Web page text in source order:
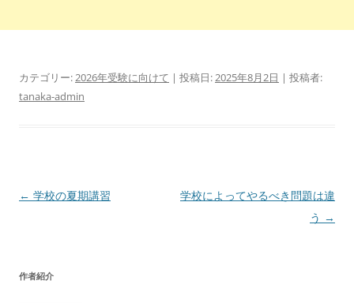
カテゴリー:2026年受験に向けて | 投稿日:2025年8月2日 | 投稿者:
tanaka-admin
投
ゲ
← 学校の夏期講習
学校によってやるべき問題は違
う →
作者紹介